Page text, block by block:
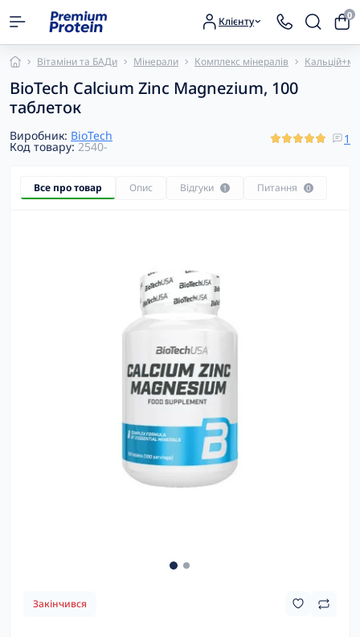
Клієнту 0
Вітаміни та БАДи Мінерали Комплекс мінералів
BioTech Calcium Zinc Magnezium, 100
таблеток
Виробник: BioTech
Код товару:2540-
1
Все про товар Опис Відгуки 1 Питання 0
Закінчився